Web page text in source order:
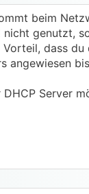
beim
genutzt,
dass du
angewiesen
Server